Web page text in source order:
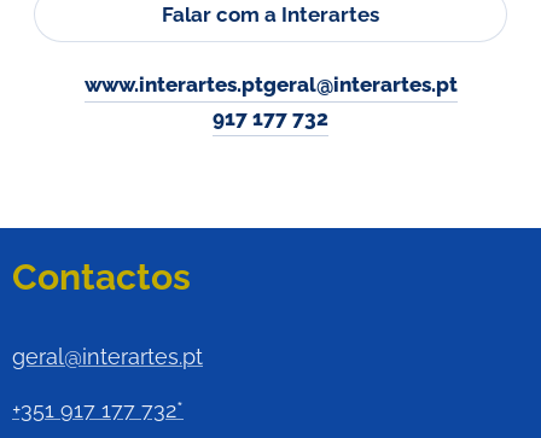
Falar com a Interartes
www.interartes.ptgeral@interartes.pt
917 177 732
Contactos
geral@interartes.pt
+351 917 177 732*